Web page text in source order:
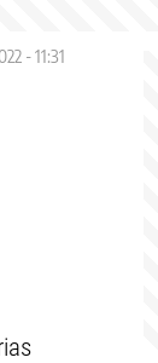
- 11:31